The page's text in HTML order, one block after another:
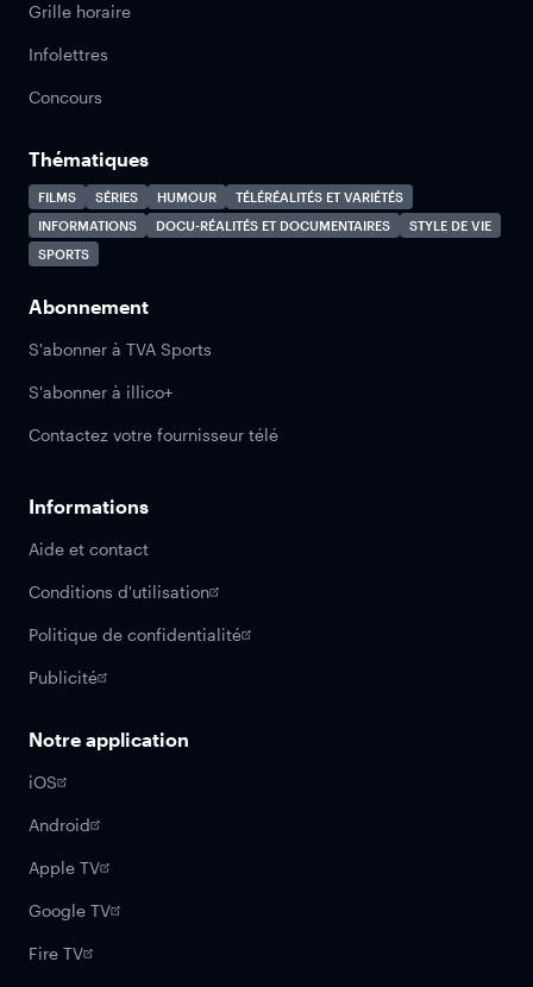
Grille horaire
Infolettres
Concours
Thématiques
FILMS SÉRIES HUMOUR
TÉLÉRÉALITÉS ET VARIÉTÉS
INFORMATIONS
DOCU-RÉALITÉS ET DOCUMENTAIRES
STYLE DE VIE
SPORTS
Abonnement
S'abonner à TVA Sports
S'abonner à illico+
Contactez votre fournisseur télé
Informations
Aide et contact
Conditions d'utilisation
Politique de confidentialité
Publicité
Notre application
iOS
Android
Apple TV
Google TV
Fire TV